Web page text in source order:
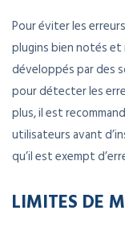
Pour éviter les
plugins bien notés et
développés par des
pour détecter les
plus, il est
utilisateurs avant
qu’il est exempt
LIMITES DE